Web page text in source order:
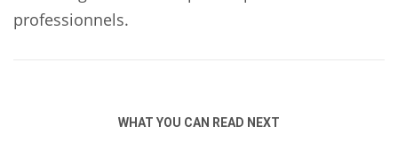
professionnels.
WHAT YOU CAN READ NEXT